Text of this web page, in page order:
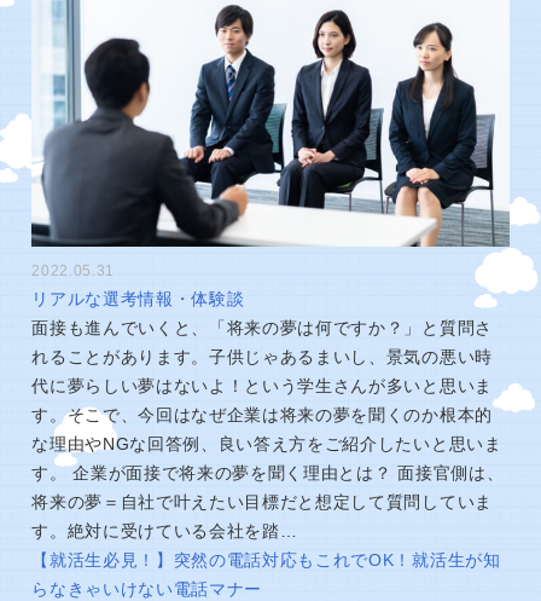
2022.05.31
リアルな選考情報・体験談
面接も進んでいくと、「将来の夢は何ですか？」と質問さ
れることがあります。子供じゃあるまいし、景気の悪い時
代に夢らしい夢はないよ！という学生さんが多いと思いま
す。そこで、今回はなぜ企業は将来の夢を聞くのか根本的
な理由やNGな回答例、良い答え方をご紹介したいと思いま
す。 企業が面接で将来の夢を聞く理由とは？ 面接官側は、
将来の夢＝自社で叶えたい目標だと想定して質問していま
す。絶対に受けている会社を踏…
【就活生必見！】突然の電話対応もこれでOK！就活生が知
らなきゃいけない電話マナー